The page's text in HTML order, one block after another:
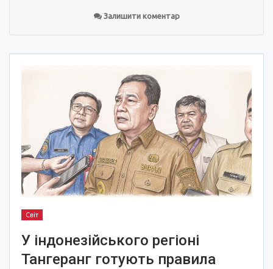
Залишити коментар
Світ
У індонезійського регіоні
Тангеранг готують правила